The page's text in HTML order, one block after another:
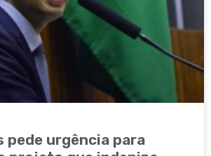
pede urgência para